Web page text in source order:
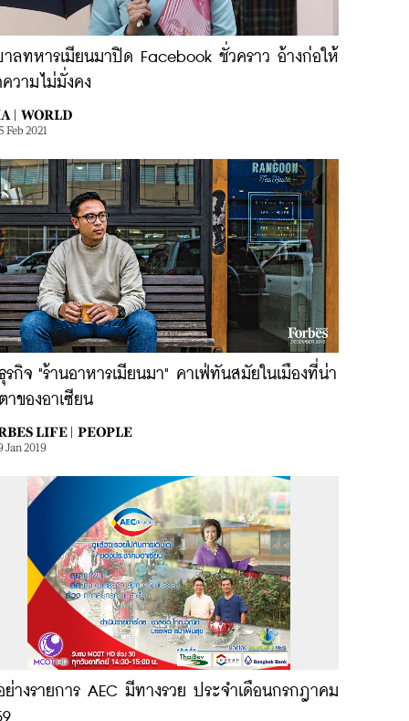
าลทหารเมียนมาปิด Facebook ชั่วคราว อ้างก่อให้
ความไม่มั่งคง
| WORLD
Feb 2021
รกิจ "ร้านอาหารเมียนมา" คาเฟ่ทันสมัยในเมืองที่น่า
าของอาเซียน
LIFE | PEOPLE
Jan 2019
ย่างรายการ AEC มีทางรวย ประจำเดือนกรกฎาคม